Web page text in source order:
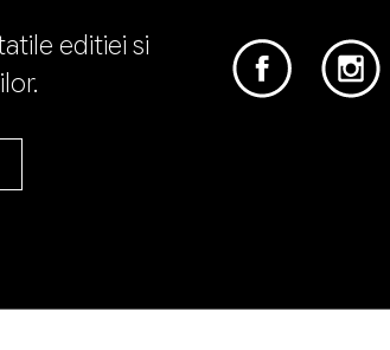
editiei si